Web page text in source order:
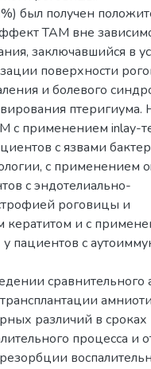
был получен
ТАМ вне
заключавшийся в
поверхности
и болевого
птеригиума.
с применением inlay-
с язвами
с применением
с эндотелиально-
роговицы и
кератитом и с
пациентов с
сравнительного
различий в сроках
процесса и